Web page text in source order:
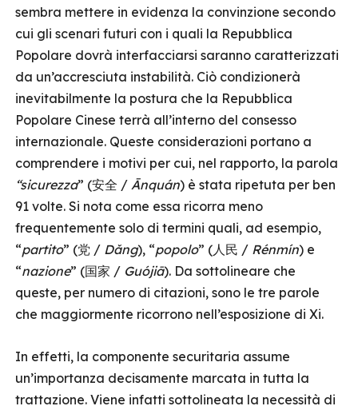
sembra mettere in evidenza la convinzione secondo
cui gli scenari futuri con i quali la Repubblica
Popolare dovrà interfacciarsi saranno caratterizzati
da un’accresciuta instabilità. Ciò condizionerà
inevitabilmente la postura che la Repubblica
Popolare Cinese terrà all’interno del consesso
internazionale. Queste considerazioni portano a
comprendere i motivi per cui, nel rapporto, la parola
“sicurezza” (安全 / Ānquán) è stata ripetuta per ben
91 volte. Si nota come essa ricorra meno
frequentemente solo di termini quali, ad esempio,
“partito” (党 / Dǎng), “popolo” (人民 / Rénmín) e
“nazione” (国家 / Guójiā). Da sottolineare che
queste, per numero di citazioni, sono le tre parole
che maggiormente ricorrono nell’esposizione di Xi.
In effetti, la componente securitaria assume
un’importanza decisamente marcata in tutta la
trattazione. Viene infatti sottolineata la necessità di